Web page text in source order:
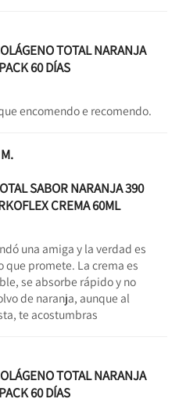
TOTAL NARANJA
60 DÍAS
encomendo e recomendo.
SABOR NARANJA 390
CREMA 60ML
una amiga y la verdad es
que promete. La crema es
se absorbe rápido y no
de naranja, aunque al
te acostumbras
TOTAL NARANJA
60 DÍAS